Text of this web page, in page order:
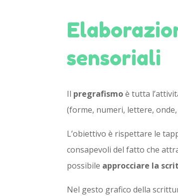
sensoriali
Il pregrafismoè tutta
(forme, numeri, lettere, onde,
L’obiettivo è rispettare le
consapevoli del fatto che
possibile approcciare la
Nel gesto grafico della